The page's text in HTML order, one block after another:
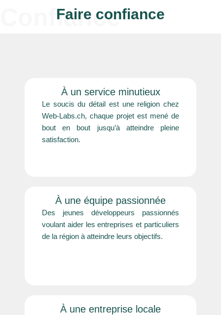
Faire confiance
Confiance
À un service minutieux
Le soucis du détail est une religion chez
Web-Labs.ch, chaque projet est mené de
bout en bout jusqu’à atteindre pleine
satisfaction.
À une équipe passionnée
Des jeunes développeurs passionnés
voulant aider les entreprises et particuliers
de la région à atteindre leurs objectifs.
À une entreprise locale